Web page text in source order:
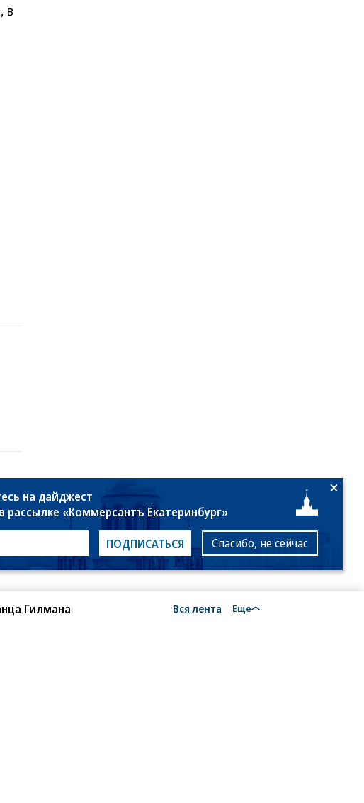
в
Гилмана Вся лента Еще
на дайджест
рассылке «Коммерсантъ Екатеринбург»
ПОДПИСАТЬСЯ Спасибо, не сейчас